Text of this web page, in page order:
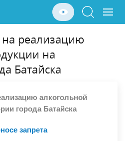
на реализацию
на
Батайска
алкогольной
города Батайска
запрета